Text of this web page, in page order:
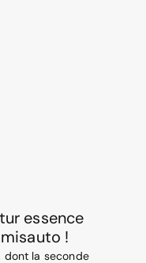
essence
!
dont la seconde